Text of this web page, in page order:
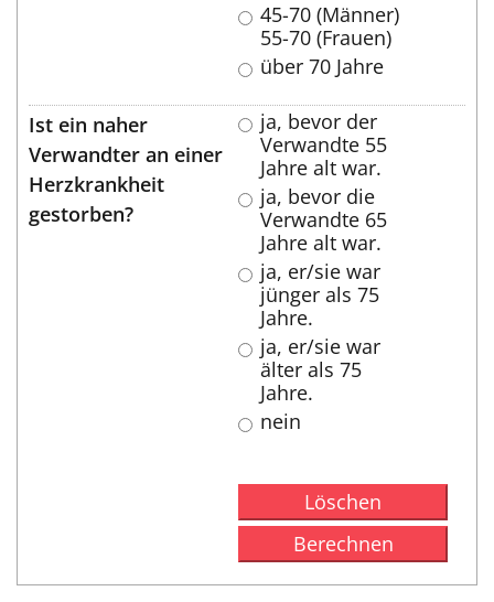
45-70 (Männer)
55-70 (Frauen)
über 70 Jahre
Ist ein naher
Verwandter an einer
Herzkrankheit
gestorben?
ja, bevor der
Verwandte 55
Jahre alt war.
ja, bevor die
Verwandte 65
Jahre alt war.
ja, er/sie war
jünger als 75
Jahre.
ja, er/sie war
älter als 75
Jahre.
nein